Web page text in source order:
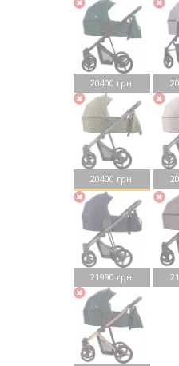
20400 грн.
20400 грн.
21990 грн.